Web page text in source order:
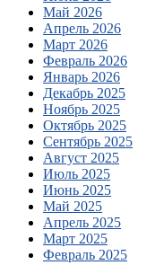
Май 2026
Апрель 2026
Март 2026
Февраль 2026
Январь 2026
Декабрь 2025
Ноябрь 2025
Октябрь 2025
Сентябрь 2025
Август 2025
Июль 2025
Июнь 2025
Май 2025
Апрель 2025
Март 2025
Февраль 2025